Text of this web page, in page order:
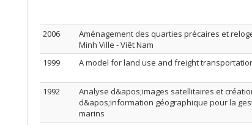
2006
Aménagement des quarties précaires et
Minh Ville - Viêt Nam
1999
A model for land use and freight
1992
Analyse d&apos;images satellitaires et
d&apos;information géographique pour la
marins